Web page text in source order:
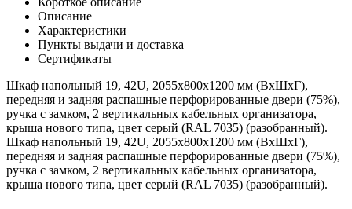
Описание
Характеристики
Пункты выдачи и доставка
Сертификаты
Шкаф напольный 19, 42U, 2055x800х1200 мм (ВхШхГ),
передняя и задняя распашные перфорированные двери (75%),
ручка с замком, 2 вертикальных кабельных организатора,
крыша нового типа, цвет серый (RAL 7035) (разобранный).
Шкаф напольный 19, 42U, 2055x800х1200 мм (ВхШхГ),
передняя и задняя распашные перфорированные двери (75%),
ручка с замком, 2 вертикальных кабельных организатора,
крыша нового типа, цвет серый (RAL 7035) (разобранный).